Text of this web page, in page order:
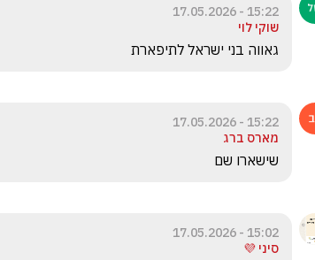
15:22 - 17.05.2026
שוקי לוי
גאווה בני ישראל לתיפארת
15:22 - 17.05.2026
מארס ברג
שישארו שם
15:02 - 17.05.2026
סיני 💜